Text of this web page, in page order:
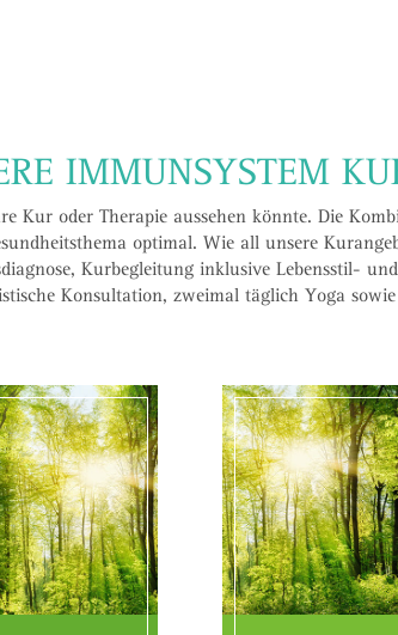
IMMUNSYSTEM
Kur oder Therapie aussehen könnte. Die
optimal. Wie all unsere
Kurbegleitung inklusive Lebensstil-
Konsultation, zweimal täglich Yoga